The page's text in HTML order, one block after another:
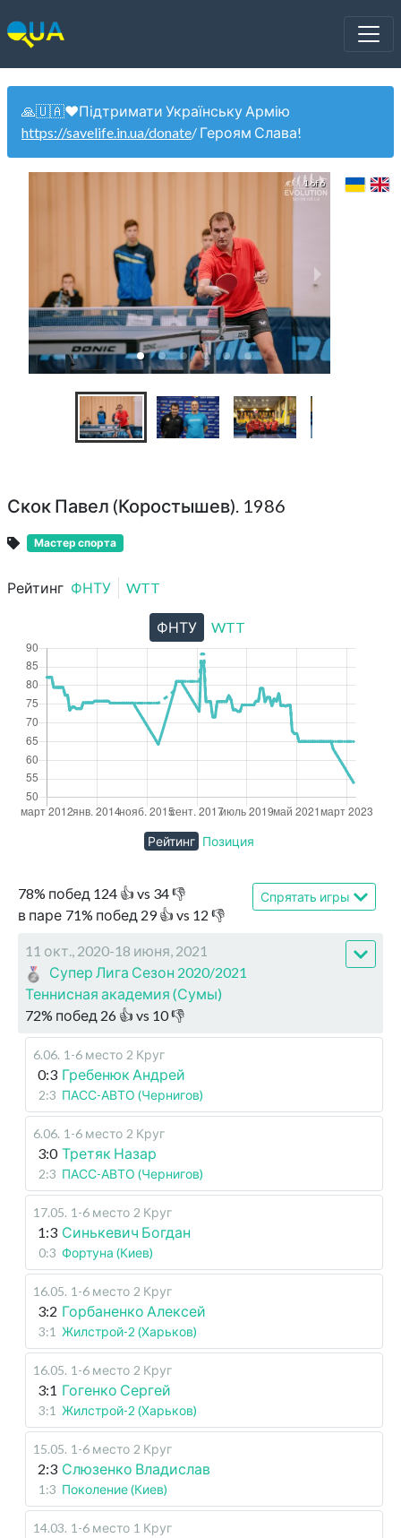
🙏🇺🇦❤️Підтримати Українську Армію
https://savelife.in.ua/donate/ Героям Слава!
1 of 6
Скок Павел (Коростышев). 1986
Мастер спорта
Рейтинг ФНТУ WTT
78% побед 124 👍 vs 34👎
в паре 71% побед 29👍 vs 12 👎
Спрятать игры
11 окт., 2020-18 июня, 2021
Супер Лига Сезон 2020/2021
Теннисная академия (Сумы)
72% побед 26 👍 vs 10👎
6.06. 1-6 место 2 Круг
0:3 Гребенюк Андрей
2:3 ПАСС-АВТО (Чернигов)
6.06. 1-6 место 2 Круг
3:0 Третяк Назар
2:3 ПАСС-АВТО (Чернигов)
17.05. 1-6 место 2 Круг
1:3 Синькевич Богдан
0:3 Фортуна (Киев)
16.05. 1-6 место 2 Круг
3:2 Горбаненко Алексей
3:1 Жилстрой-2 (Харьков)
16.05. 1-6 место 2 Круг
3:1 Гогенко Сергей
3:1 Жилстрой-2 (Харьков)
15.05. 1-6 место 2 Круг
2:3 Слюзенко Владислав
1:3 Поколение (Киев)
14.03. 1-6 место 1 Круг
ФНТУ WTT
Рейтинг Позиция